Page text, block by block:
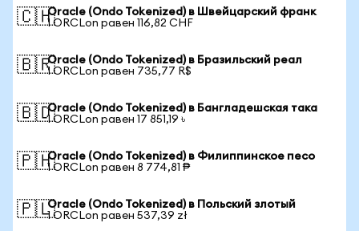
🇨🇭Oracle (Ondo Tokenized) в Швейцарский франк
1 ORCLon равен 116,82 CHF
🇧🇷Oracle (Ondo Tokenized) в Бразильский реал
1 ORCLon равен 735,77 R$
🇧🇩Oracle (Ondo Tokenized) в Бангладешская така
1 ORCLon равен 17 851,19 ৳
🇵🇭Oracle (Ondo Tokenized) в Филиппинское песо
1 ORCLon равен 8 774,81 ₱
🇵🇱Oracle (Ondo Tokenized) в Польский злотый
1 ORCLon равен 537,39 zł